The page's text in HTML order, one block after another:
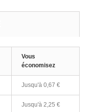
Vous
économisez
Jusqu'à 0,67 €
Jusqu'à 2,25 €